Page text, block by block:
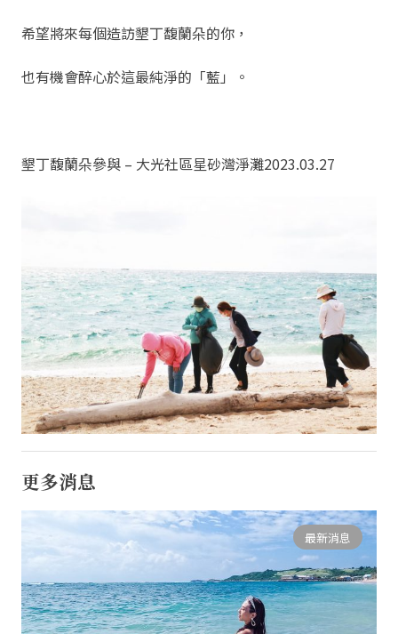
希望將來每個造訪墾丁馥蘭朵的你，
也有機會醉心於這最純淨的「藍」。
墾丁馥蘭朵參與 – 大光社區星砂灣淨灘2023.03.27
更多消息
最新消息